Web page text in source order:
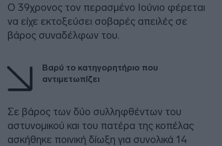
Ο 39χρονος τον περασμένο Ιούνιο φέρεται
να είχε εκτοξεύσει σοβαρές απειλές σε
βάρος συναδέλφων του.
Βαρύ το κατηγορητήριο που
αντιμετωπίζει
Σε βάρος των δύο συλληφθέντων του
αστυνομικού και του πατέρα της κοπέλας
ασκήθηκε ποινική δίωξη για συνολικά 14